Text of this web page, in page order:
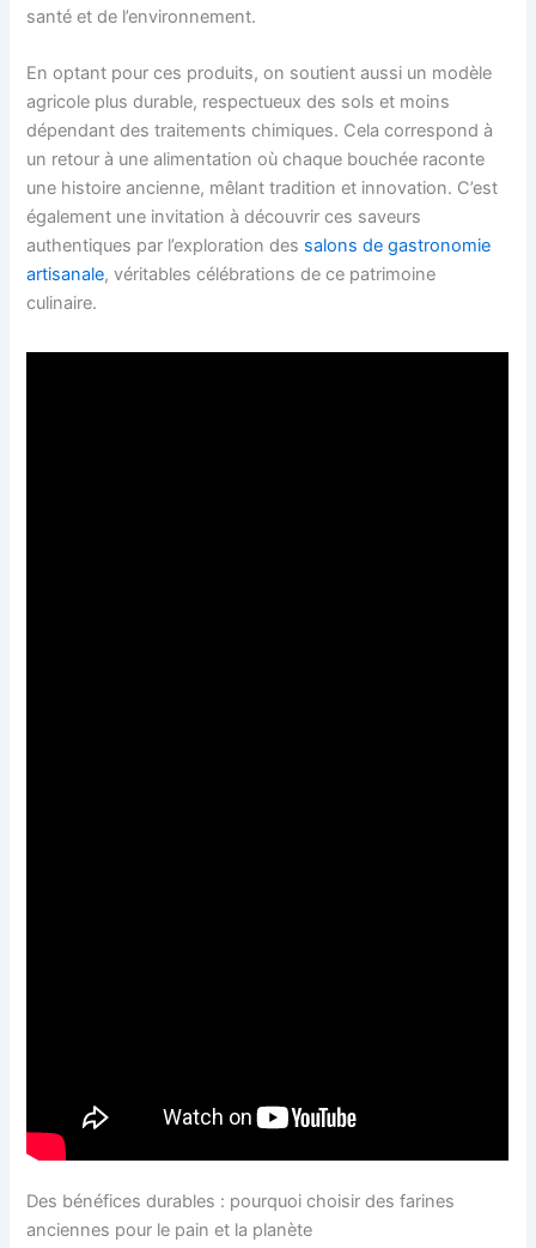
santé et de l’environnement.
En optant pour ces produits, on soutient aussi un modèle
agricole plus durable, respectueux des sols et moins
dépendant des traitements chimiques. Cela correspond à
un retour à une alimentation où chaque bouchée raconte
une histoire ancienne, mêlant tradition et innovation. C’est
également une invitation à découvrir ces saveurs
authentiques par l’exploration des salons de gastronomie
artisanale, véritables célébrations de ce patrimoine
culinaire.
Des bénéfices durables : pourquoi choisir des farines
anciennes pour le pain et la planète